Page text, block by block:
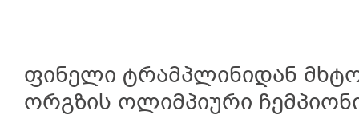
ფინელი ტრამპლინიდან
ორგზის ოლიმპიური